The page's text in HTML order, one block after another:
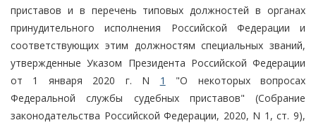
приставов и в перечень типовых должностей в органах
принудительного исполнения Российской Федерации и
соответствующих этим должностям специальных званий,
утвержденные Указом Президента Российской Федерации
от 1 января 2020 г. N 1
"О некоторых вопросах
Федеральной службы судебных приставов" (Собрание
законодательства Российской Федерации, 2020, N 1, ст. 9),